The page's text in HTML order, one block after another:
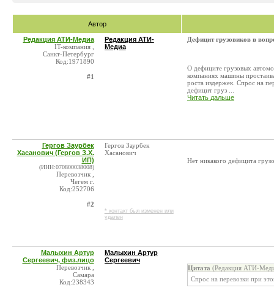
Автор
Редакция АТИ-Медиа
IT-компания ,
Санкт-Петербург
Код:1971890
#1
Редакция АТИ-
Медиа
Дефицит грузовиков в
О дефиците грузовых
компаниях машины
роста издержек. Спрос на
дефицит груз ...
Читать дальше
Гергов Заурбек
Хасанович (Гергов З.Х.
ИП)
(ИНН:070800038008)
Перевозчик ,
Чегем г.
Код:252706
#2
Гергов Заурбек
Хасанович
* контакт был изменен или
удален
Нет никакого дефицита
Малыхин Артур
Сергеевич, физ.лицо
Перевозчик ,
Самара
Код:238343
Малыхин Артур
Сергеевич
Цитата (Редакция АТИ-
Спрос на перевозки при